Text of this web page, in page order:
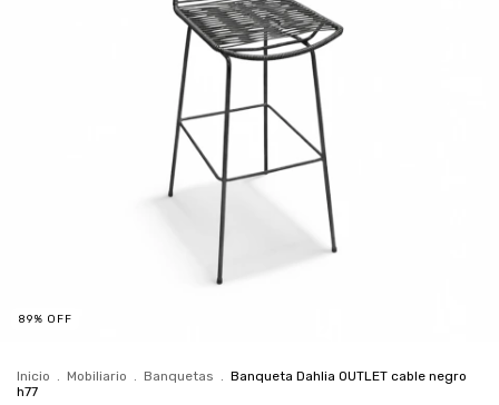
89% OFF
Inicio Mobiliario Banquetas
Banqueta Dahlia OUTLET cable negro
h77